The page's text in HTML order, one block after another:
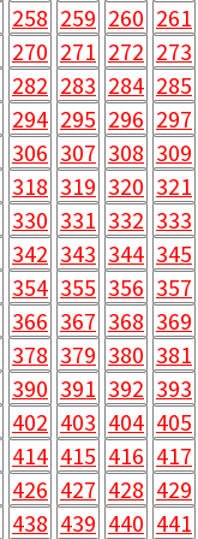
258 259 260 261
270 271 272 273
282 283 284 285
294 295 296 297
306 307 308 309
318 319 320 321
330 331 332 333
342 343 344 345
354 355 356 357
366 367 368 369
378 379 380 381
390 391 392 393
402 403 404 405
414 415 416 417
426 427 428 429
438 439 440 441